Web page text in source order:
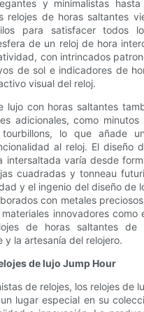
y minimalistas
relojes de horas saltantes
para satisfacer todos
de un reloj de hora
con intrincados
de sol e indicadores de
visual del reloj.
lujo con horas saltantes
adicionales, como minutos
lo que añade
al reloj. El diseño
intersaltada varía desde
cuadradas y tonneau
y el ingenio del diseño de
con metales
innovadores como
de horas saltantes de
y la artesanía del relojero.
de lujo Jump Hour
de relojes, los relojes de
lugar especial en su